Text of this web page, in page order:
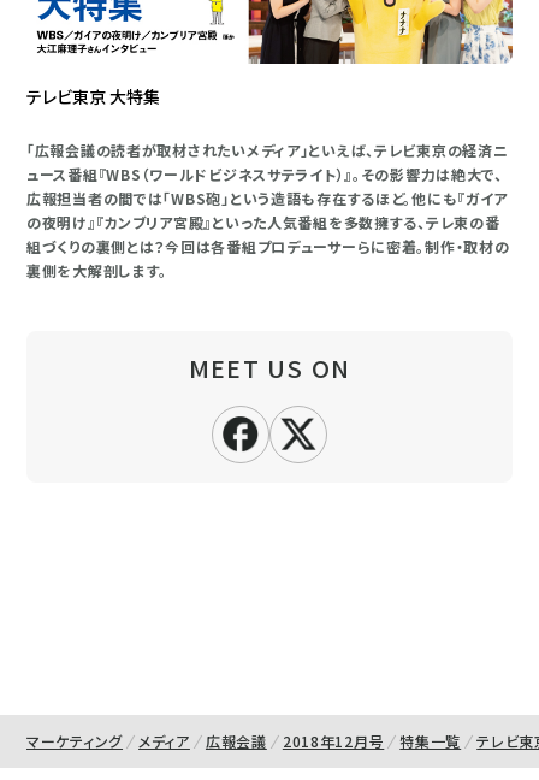
テレビ東京 大特集
「広報会議の読者が取材されたいメディア」といえば、テレビ東京の経済ニ
ュース番組『WBS（ワールドビジネスサテライト）』。その影響力は絶大で、
広報担当者の間では「WBS砲」という造語も存在するほど。他にも『ガイア
の夜明け』『カンブリア宮殿』といった人気番組を多数擁する、テレ東の番
組づくりの裏側とは？今回は各番組プロデューサーらに密着。制作・取材の
裏側を大解剖します。
MEET US ON
マーケティング メディア 広報会議 2018年12月号 特集一覧 テレビ